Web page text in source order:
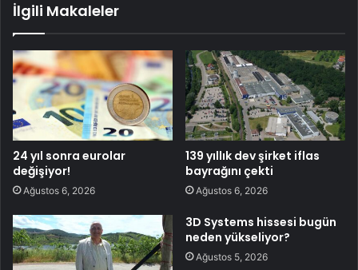
İlgili Makaleler
24 yıl sonra eurolar
değişiyor!
Ağustos 6, 2026
139 yıllık dev şirket iflas
bayrağını çekti
Ağustos 6, 2026
3D Systems hissesi bugün
neden yükseliyor?
Ağustos 5, 2026